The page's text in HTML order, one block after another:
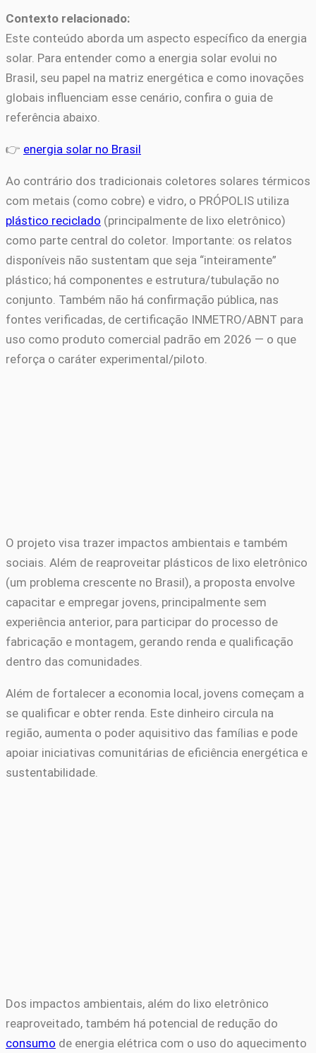
Contexto relacionado:
Este conteúdo aborda um aspecto específico da energia
solar. Para entender como a energia solar evolui no
Brasil, seu papel na matriz energética e como inovações
globais influenciam esse cenário, confira o guia de
referência abaixo.
👉 energia solar no Brasil
Ao contrário dos tradicionais coletores solares térmicos
com metais (como cobre) e vidro, o PRÓPOLIS utiliza
plástico reciclado (principalmente de lixo eletrônico)
como parte central do coletor. Importante: os relatos
disponíveis não sustentam que seja “inteiramente”
plástico; há componentes e estrutura/tubulação no
conjunto. Também não há confirmação pública, nas
fontes verificadas, de certificação INMETRO/ABNT para
uso como produto comercial padrão em 2026 — o que
reforça o caráter experimental/piloto.
O projeto visa trazer impactos ambientais e também
sociais. Além de reaproveitar plásticos de lixo eletrônico
(um problema crescente no Brasil), a proposta envolve
capacitar e empregar jovens, principalmente sem
experiência anterior, para participar do processo de
fabricação e montagem, gerando renda e qualificação
dentro das comunidades.
Além de fortalecer a economia local, jovens começam a
se qualificar e obter renda. Este dinheiro circula na
região, aumenta o poder aquisitivo das famílias e pode
apoiar iniciativas comunitárias de eficiência energética e
sustentabilidade.
Dos impactos ambientais, além do lixo eletrônico
reaproveitado, também há potencial de redução do
consumo de energia elétrica com o uso do aquecimento